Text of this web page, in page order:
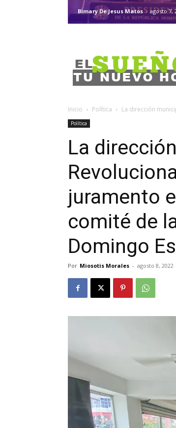
Bimary De Jesus Matos - agosto 7,
Inicio Política La dirección
Política
La
juramento
comité de
Domingo
Por Miosotis Morales - agosto 8, 2022